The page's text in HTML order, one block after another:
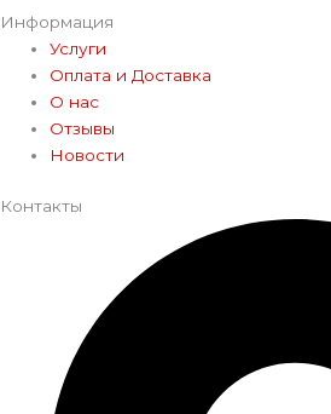
Информация
Услуги
Оплата и Доставка
О нас
Отзывы
Новости
Контакты